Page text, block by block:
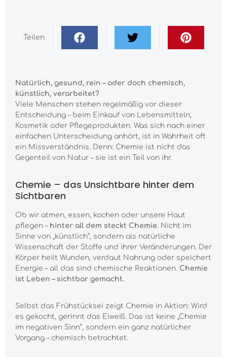
Teilen
Natürlich, gesund, rein – oder doch chemisch,
künstlich, verarbeitet?
Viele Menschen stehen regelmäßig vor dieser
Entscheidung – beim Einkauf von Lebensmitteln,
Kosmetik oder Pflegeprodukten. Was sich nach einer
einfachen Unterscheidung anhört, ist in Wahrheit oft
ein Missverständnis. Denn: Chemie ist nicht das
Gegenteil von Natur – sie ist ein Teil von ihr.
Chemie – das Unsichtbare hinter dem
Sichtbaren
Ob wir atmen, essen, kochen oder unsere Haut
pflegen – hinter all dem steckt Chemie. Nicht im
Sinne von „künstlich“, sondern als natürliche
Wissenschaft der Stoffe und ihrer Veränderungen. Der
Körper heilt Wunden, verdaut Nahrung oder speichert
Energie – all das sind chemische Reaktionen. Chemie
ist Leben – sichtbar gemacht.
Selbst das Frühstücksei zeigt Chemie in Aktion: Wird
es gekocht, gerinnt das Eiweiß. Das ist keine „Chemie
im negativen Sinn“, sondern ein ganz natürlicher
Vorgang – chemisch betrachtet.